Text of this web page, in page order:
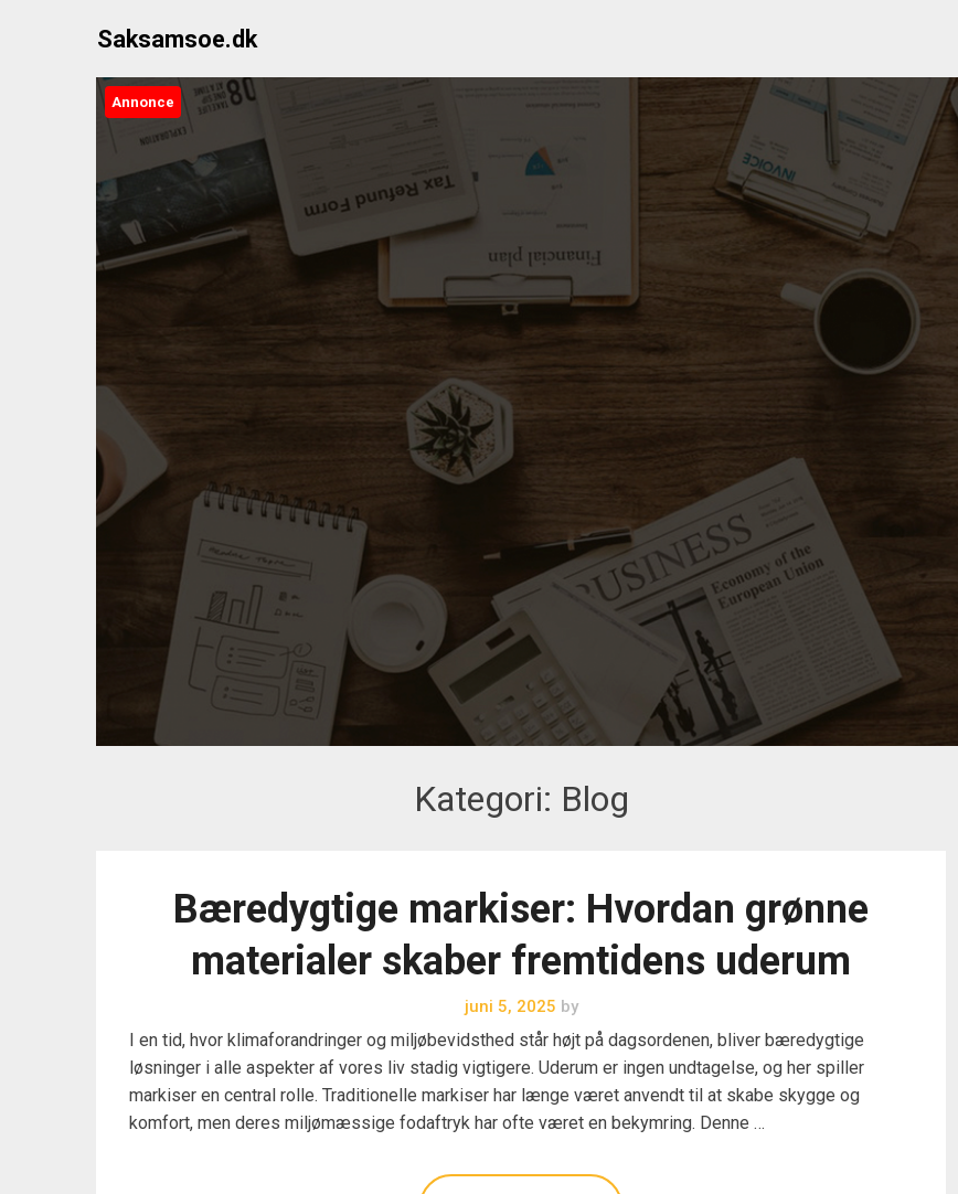
Saksamsoe.dk
Saksamsoe.dk
Annonce
Kategori: Blog
Bæredygtige markiser: Hvordan grønne
materialer skaber fremtidens uderum
juni 5, 2025 by
I en tid, hvor klimaforandringer og miljøbevidsthed står højt på dagsordenen, bliver bæredygtige
løsninger i alle aspekter af vores liv stadig vigtigere. Uderum er ingen undtagelse, og her spiller
markiser en central rolle. Traditionelle markiser har længe været anvendt til at skabe skygge og
komfort, men deres miljømæssige fodaftryk har ofte været en bekymring. Denne …